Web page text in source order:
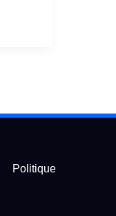
Politique